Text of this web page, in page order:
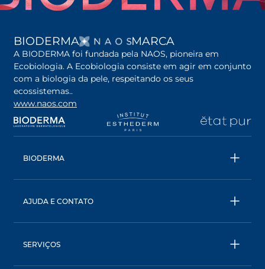
BIODERMA ABRE EM UMA NOVA
MARCA
A BIODERMA foi fundada pela NAOS, pioneira em
Ecobiologia. A Ecobiologia consiste em agir em conjunto
com a biologia da pele, respeitando os seus
ecossistemas..
www.naos.com
abre em uma nova guiaabre em uma nova
BIODERMA
Águas Micelares
BIODERMA: uma marca NAOS
AJUDA E CONTATO
SERVIÇOS